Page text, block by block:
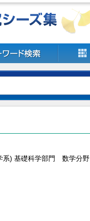
系) 基礎科学部門 数学分野